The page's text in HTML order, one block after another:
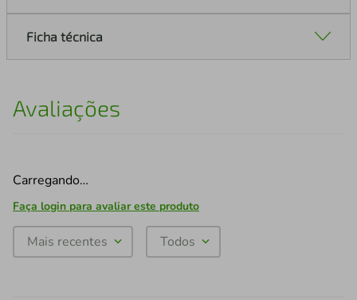
Ficha técnica
Avaliações
Carregando…
Faça login para avaliar este produto
Mais recentes Todos